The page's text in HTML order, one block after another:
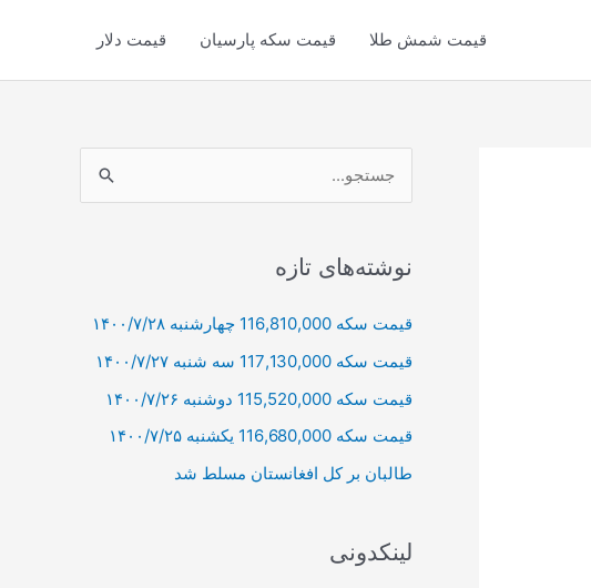
قیمت شمش طلا قیمت سکه پارسیان قیمت دلار
ج
ب
ر
ا
ی
نوشته‌های تازه
قیمت سکه 116,810,000 چهارشنبه ۱۴۰۰/۷/۲۸
قیمت سکه 117,130,000 سه شنبه ۱۴۰۰/۷/۲۷
قیمت سکه 115,520,000 دوشنبه ۱۴۰۰/۷/۲۶
قیمت سکه 116,680,000 یکشنبه ۱۴۰۰/۷/۲۵
طالبان بر كل افغانستان مسلط شد
لینکدونی